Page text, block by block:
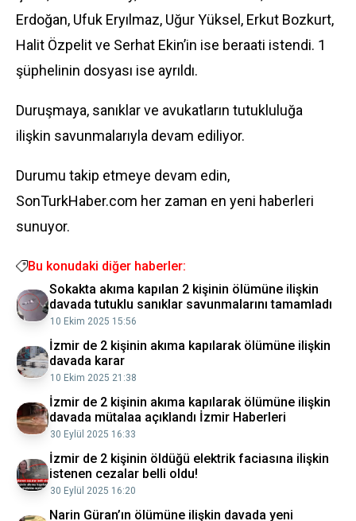
Erdoğan, Ufuk Eryılmaz, Uğur Yüksel, Erkut Bozkurt,
Halit Özpelit ve Serhat Ekin’in ise beraati istendi. 1
şüphelinin dosyası ise ayrıldı.
Duruşmaya, sanıklar ve avukatların tutukluluğa
ilişkin savunmalarıyla devam ediliyor.
Durumu takip etmeye devam edin,
SonTurkHaber.com her zaman en yeni haberleri
sunuyor.
Bu konudaki diğer haberler:
Sokakta akıma kapılan 2 kişinin ölümüne ilişkin
davada tutuklu sanıklar savunmalarını tamamladı
10 Ekim 2025 15:56
İzmir de 2 kişinin akıma kapılarak ölümüne ilişkin
davada karar
10 Ekim 2025 21:38
İzmir de 2 kişinin akıma kapılarak ölümüne ilişkin
davada mütalaa açıklandı İzmir Haberleri
30 Eylül 2025 16:33
İzmir de 2 kişinin öldüğü elektrik faciasına ilişkin
istenen cezalar belli oldu!
30 Eylül 2025 16:20
Narin Güran’ın ölümüne ilişkin davada yeni